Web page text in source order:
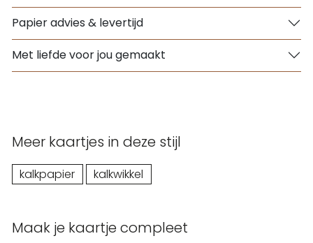
Papier advies & levertijd
Met liefde voor jou gemaakt
Meer kaartjes in deze stijl
kalkpapier kalkwikkel
Maak je kaartje compleet